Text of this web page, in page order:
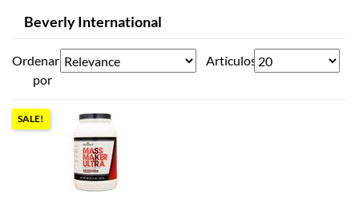
Beverly International
Ordenar
por
Artículos
SALE!